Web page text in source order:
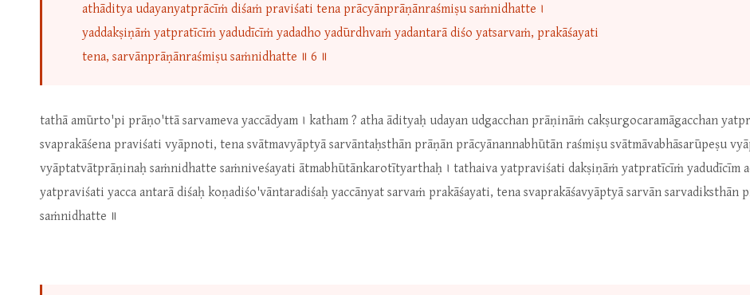
athāditya udayanyatprācīṁ diśaṁ praviśati tena prācyānprāṇānraśmiṣu saṁnidhatte ।
yaddakṣiṇāṁ yatpratīcīṁ yadudīcīṁ yadadho yadūrdhvaṁ yadantarā diśo yatsarvaṁ, prakāśayati
tena, sarvānprāṇānraśmiṣu saṁnidhatte ॥ 6 ॥
tathā amūrto'pi prāṇo'ttā sarvameva yaccādyam । katham ? atha ādityaḥ udayan udgacchan prāṇināṁ cakṣurgocaramāgacchan
svaprakāśena praviśati vyāpnoti, tena svātmavyāptyā sarvāntaḥsthān prāṇān prācyānannabhūtān raśmiṣu svātmāvabhāsarūpeṣu
vyāptatvātprāṇinaḥ saṁnidhatte saṁniveśayati ātmabhūtānkarotītyarthaḥ । tathaiva yatpraviśati dakṣiṇāṁ yatpratīcīṁ yadudīcīm
yatpraviśati yacca antarā diśaḥ koṇadiśo'vāntaradiśaḥ yaccānyat sarvaṁ prakāśayati, tena svaprakāśavyāptyā sarvān sarvadiksthān
saṁnidhatte ॥